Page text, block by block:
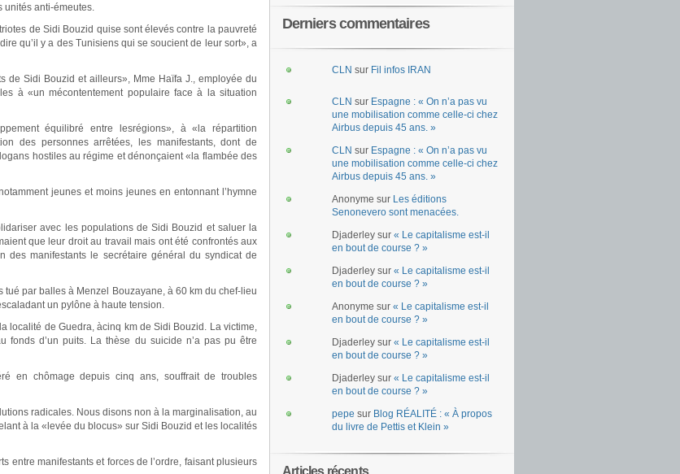
unités anti-émeutes.
de Sidi Bouzid quise sont élevés contre la pauvreté
qu’il y a des Tunisiens qui se soucient de leur sort», a
de Sidi Bouzid et ailleurs», Mme Haïfa J., employée du
à «un mécontentement populaire face à la situation
équilibré entre lesrégions», à «la répartition
des personnes arrêtées, les manifestants, dont de
hostiles au régime et dénonçaient «la flambée des
jeunes et moins jeunes en entonnant l’hymne
avec les populations de Sidi Bouzid et saluer la
que leur droit au travail mais ont été confrontés aux
des manifestants le secrétaire général du syndicat de
tué par balles à Menzel Bouzayane, à 60 km du chef-lieu
un pylône à haute tension.
localité de Guedra, àcinq km de Sidi Bouzid. La victime,
fonds d’un puits. La thèse du suicide n’a pas pu être
en chômage depuis cinq ans, souffrait de troubles
radicales. Nous disons non à la marginalisation, au
à la «levée du blocus» sur Sidi Bouzid et les localités
entre manifestants et forces de l’ordre, faisant plusieurs
Derniers commentaires
CLN sur Fil infos IRAN
CLN sur Espagne : « On n’a pas vu
une mobilisation comme celle-ci chez
Airbus depuis 45 ans. »
CLN sur Espagne : « On n’a pas vu
une mobilisation comme celle-ci chez
Airbus depuis 45 ans. »
Anonyme sur Les éditions
Senonevero sont menacées.
Djaderley sur « Le capitalisme est-il
en bout de course ? »
Djaderley sur « Le capitalisme est-il
en bout de course ? »
Anonyme sur « Le capitalisme est-il
en bout de course ? »
Djaderley sur « Le capitalisme est-il
en bout de course ? »
Djaderley sur « Le capitalisme est-il
en bout de course ? »
pepe sur Blog RÉALITÉ : « À propos
du livre de Pettis et Klein »
Articles récents